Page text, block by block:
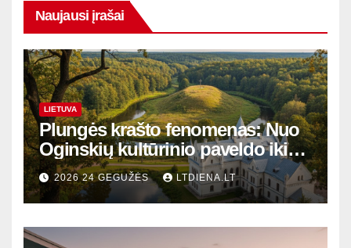
Naujausi įrašai
LIETUVA
Plungės krašto fenomenas: Nuo
Oginskių kultūrinio paveldo iki
Žemaitijos gamtos perlų
2026 24 GEGUŽĖS LTDIENA.LT